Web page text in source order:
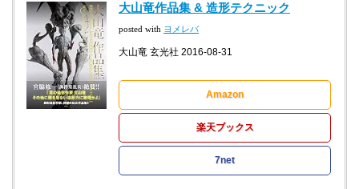
大山竜作品集 & 造形テクニック
posted with ヨメレバ
大山竜 玄光社 2016-08-31
Amazon
楽天ブックス
7net